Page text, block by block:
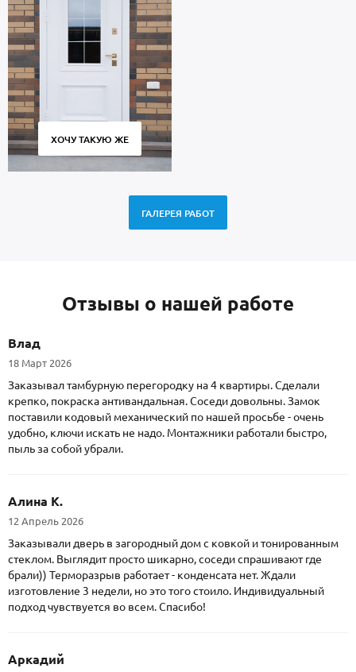
ХОЧУ ТАКУЮ ЖЕ
ГАЛЕРЕЯ РАБОТ
Отзывы о нашей работе
Влад
18 Март 2026
Заказывал тамбурную перегородку на 4 квартиры. Сделали
крепко, покраска антивандальная. Соседи довольны. Замок
поставили кодовый механический по нашей просьбе - очень
удобно, ключи искать не надо. Монтажники работали быстро,
пыль за собой убрали.
Алина К.
12 Апрель 2026
Заказывали дверь в загородный дом с ковкой и тонированным
стеклом. Выглядит просто шикарно, соседи спрашивают где
брали)) Терморазрыв работает - конденсата нет. Ждали
изготовление 3 недели, но это того стоило. Индивидуальный
подход чувствуется во всем. Спасибо!
Аркадий